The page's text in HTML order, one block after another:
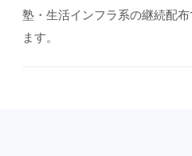
塾・生活インフラ系の継続配
ます。